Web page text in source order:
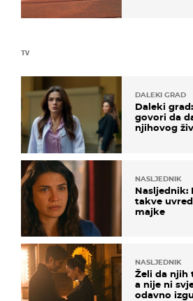
TV
DALEKI GRAD
Daleki
govori da
njihovog
NASLJEDNIK
Nasljednik:
takve
majke
NASLJEDNIK
Želi da njih
a nije ni
odavno